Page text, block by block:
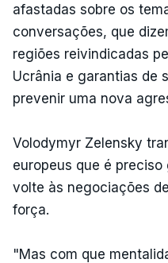
afastadas sobre os
conversações, que
regiões reivindicadas
Ucrânia e garantias de
prevenir uma nova
Volodymyr Zelensky
europeus que é
volte às negociações
força.
"Mas com que